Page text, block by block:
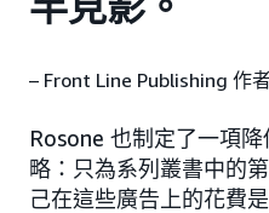
– Front Line Publishing 作
Rosone 也制定了一項
略：只為系列叢書中的
己在這些廣告上的花費